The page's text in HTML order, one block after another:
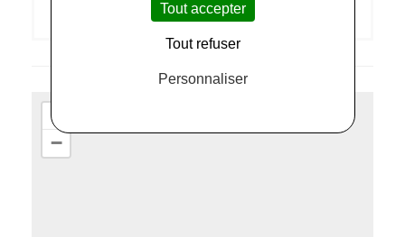
+
−
Tout accepter
Tout refuser
Personnaliser